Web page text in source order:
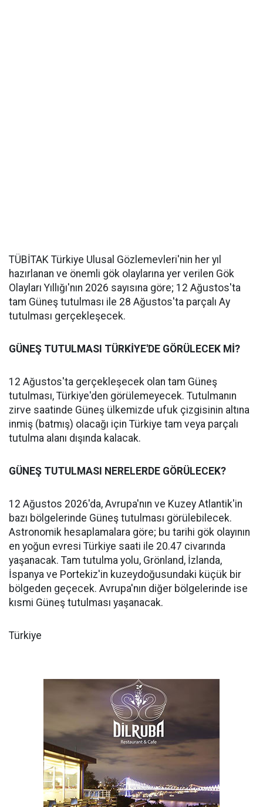
TÜBİTAK Türkiye Ulusal Gözlemevleri'nin her yıl
hazırlanan ve önemli gök olaylarına yer verilen Gök
Olayları Yıllığı'nın 2026 sayısına göre; 12 Ağustos'ta
tam Güneş tutulması ile 28 Ağustos'ta parçalı Ay
tutulması gerçekleşecek.
GÜNEŞ TUTULMASI TÜRKİYE'DE GÖRÜLECEK Mİ?
12 Ağustos'ta gerçekleşecek olan tam Güneş
tutulması, Türkiye'den görülemeyecek. Tutulmanın
zirve saatinde Güneş ülkemizde ufuk çizgisinin altına
inmiş (batmış) olacağı için Türkiye tam veya parçalı
tutulma alanı dışında kalacak.
GÜNEŞ TUTULMASI NERELERDE GÖRÜLECEK?
12 Ağustos 2026'da, Avrupa'nın ve Kuzey Atlantik'in
bazı bölgelerinde Güneş tutulması görülebilecek.
Astronomik hesaplamalara göre; bu tarihi gök olayının
en yoğun evresi Türkiye saati ile 20.47 civarında
yaşanacak. Tam tutulma yolu, Grönland, İzlanda,
İspanya ve Portekiz'in kuzeydoğusundaki küçük bir
bölgeden geçecek. Avrupa'nın diğer bölgelerinde ise
kısmi Güneş tutulması yaşanacak.
Türkiye